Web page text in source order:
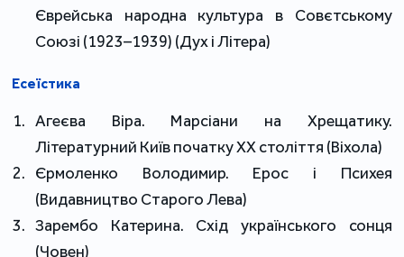
Єврейська народна культура в Совєтському
Союзі (1923–1939) (Дух і Літера)
Есеїстика
Агеєва Віра. Марсіани на Хрещатику.
Літературний Київ початку ХХ століття (Віхола)
Єрмоленко Володимир. Ерос і Психея
(Видавництво Старого Лева)
Зарембо Катерина. Схід українського сонця
(Човен)